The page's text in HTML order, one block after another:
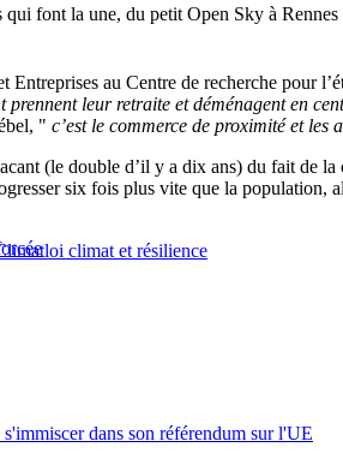
font la une, du petit Open Sky à
au Centre de recherche pour
leur retraite et déménagent en
c’est le commerce de proximité et les
(le double d’il y a dix ans) du fait de
six fois plus vite que la population,
loi climat et résilience
dans son référendum sur l'UE